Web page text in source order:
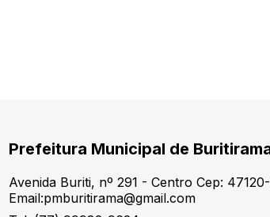
Prefeitura Municipal de
Avenida Buriti, nº 291 - Centro Cep:
Email:pmburitirama@gmail.com